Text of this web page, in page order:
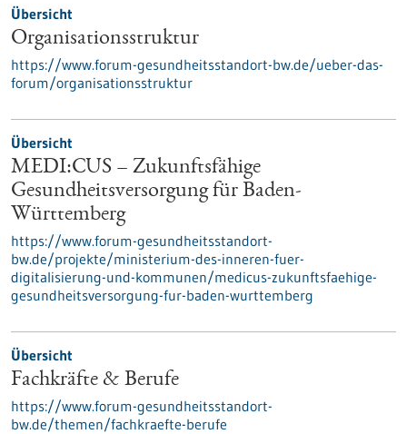
Übersicht
Organisationsstruktur
https://www.forum-gesundheitsstandort-bw.de/ueber-das-
forum/organisationsstruktur
Übersicht
MEDI:CUS – Zukunftsfähige
Gesundheitsversorgung für Baden-
Württemberg
https://www.forum-gesundheitsstandort-
bw.de/projekte/ministerium-des-inneren-fuer-
digitalisierung-und-kommunen/medicus-zukunftsfaehige-
gesundheitsversorgung-fur-baden-wurttemberg
Übersicht
Fachkräfte & Berufe
https://www.forum-gesundheitsstandort-
bw.de/themen/fachkraefte-berufe